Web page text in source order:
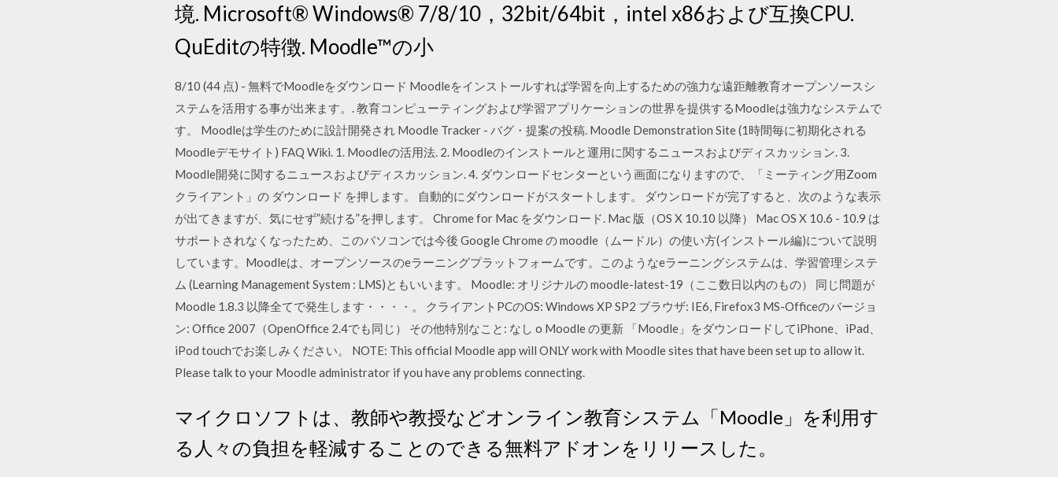
境. Microsoft® Windows® 7/8/10，32bit/64bit，intel x86および互換CPU.
QuEditの特徴. Moodle™の小
8/10 (44 点) - 無料でMoodleをダウンロード Moodleをインストールすれば学習を向上するための強力な遠距離教育オープンソースシ
ステムを活用する事が出来ます。. 教育コンピューティングおよび学習アプリケーションの世界を提供するMoodleは強力なシステムで
す。 Moodleは学生のために設計開発され Moodle Tracker - バグ・提案の投稿. Moodle Demonstration Site (1時間毎に初期化される
Moodleデモサイト) FAQ Wiki. 1. Moodleの活用法. 2. Moodleのインストールと運用に関するニュースおよびディスカッション. 3.
Moodle開発に関するニュースおよびディスカッション. 4. ダウンロードセンターという画面になりますので、「ミーティング用Zoom
クライアント」の ダウンロード を押します。 自動的にダウンロードがスタートします。 ダウンロードが完了すると、次のような表示
が出てきますが、気にせず”続ける”を押します。 Chrome for Mac をダウンロード. Mac 版（OS X 10.10 以降） Mac OS X 10.6 - 10.9 は
サポートされなくなったため、このパソコンでは今後 Google Chrome の moodle（ムードル）の使い方(インストール編)について説明
しています。Moodleは、オープンソースのeラーニングプラットフォームです。このようなeラーニングシステムは、学習管理システ
ム (Learning Management System : LMS)ともいいます。 Moodle: オリジナルの moodle-latest-19（ここ数日以内のもの） 同じ問題が
Moodle 1.8.3 以降全てで発生します・・・・。 クライアントPCのOS: Windows XP SP2 ブラウザ: IE6, Firefox3 MS-Officeのバージョ
ン: Office 2007（OpenOffice 2.4でも同じ） その他特別なこと: なし o Moodle の更新 「Moodle」をダウンロードしてiPhone、iPad、
iPod touchでお楽しみください。 ‎NOTE: This official Moodle app will ONLY work with Moodle sites that have been set up to allow it.
Please talk to your Moodle administrator if you have any problems connecting.
マイクロソフトは、教師や教授などオンライン教育システム「Moodle」を利用す
る人々の負担を軽減することのできる無料アドオンをリリースした。